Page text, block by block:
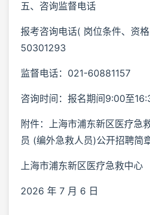
五、咨询监督电话
报考咨询电话( 岗位条件、资
50301293
监督电话：021-60881157
咨询时间：报名期间9:00至
附件：上海市浦东新区医疗急
员 (编外急救人员)公开招聘简
上海市浦东新区医疗急救中心
2026 年 7 月 6 日